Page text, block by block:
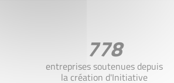
778
entreprises soutenues depuis
la création d'Initiative